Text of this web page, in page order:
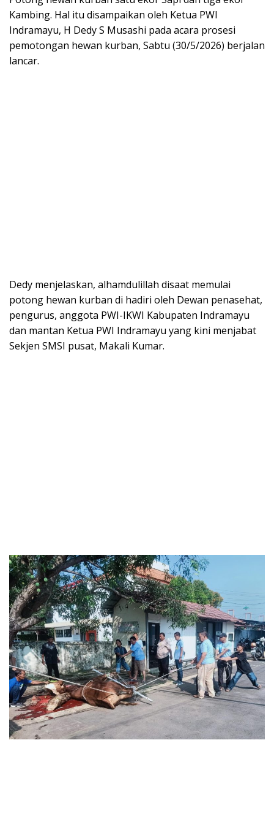
Kambing. Hal itu disampaikan oleh Ketua PWI
Indramayu, H Dedy S Musashi pada acara prosesi
pemotongan hewan kurban, Sabtu (30/5/2026) berjalan
lancar.
Dedy menjelaskan, alhamdulillah disaat memulai
potong hewan kurban di hadiri oleh Dewan penasehat,
pengurus, anggota PWI-IKWI Kabupaten Indramayu
dan mantan Ketua PWI Indramayu yang kini menjabat
Sekjen SMSI pusat, Makali Kumar.